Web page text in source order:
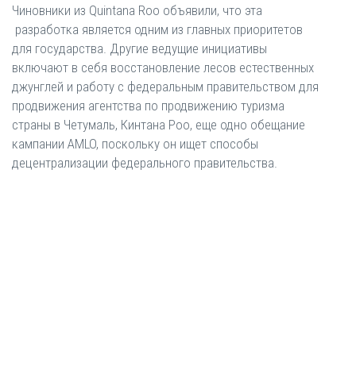
Чиновники из Quintana Roo объявили, что эта
разработка является одним из главных приоритетов
для государства. Другие ведущие инициативы
включают в себя восстановление лесов естественных
джунглей и работу с федеральным правительством для
продвижения агентства по продвижению туризма
страны в Четумаль, Кинтана Роо, еще одно обещание
кампании AMLO, поскольку он ищет способы
децентрализации федерального правительства.